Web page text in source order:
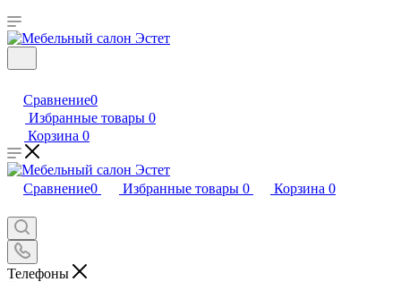
Сравнение0
Избранные товары 0
Корзина 0
Сравнение0 Избранные товары 0 Корзина 0
Телефоны